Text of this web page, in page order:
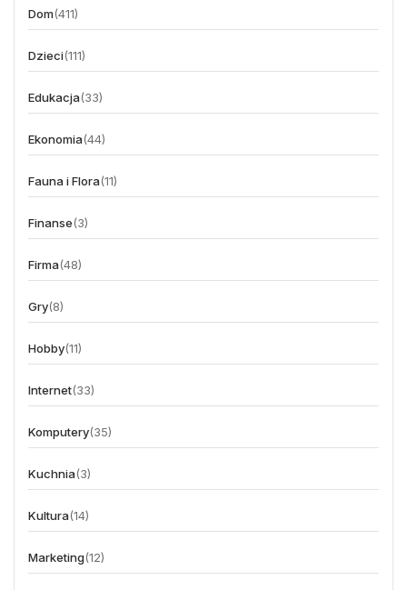
Dom(411)
Dzieci(111)
Edukacja(33)
Ekonomia(44)
Fauna i Flora(11)
Finanse(3)
Firma(48)
Gry(8)
Hobby(11)
Internet(33)
Komputery(35)
Kuchnia(3)
Kultura(14)
Marketing(12)